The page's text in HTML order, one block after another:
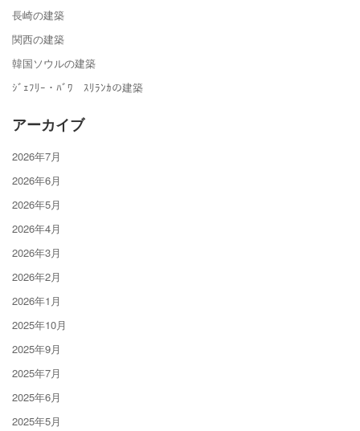
長崎の建築
関西の建築
韓国ソウルの建築
ｼﾞｪﾌﾘｰ・ﾊﾞﾜ ｽﾘﾗﾝｶの建築
アーカイブ
2026年7月
2026年6月
2026年5月
2026年4月
2026年3月
2026年2月
2026年1月
2025年10月
2025年9月
2025年7月
2025年6月
2025年5月